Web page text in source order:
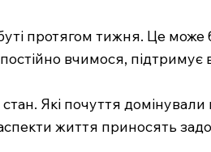
протягом тижня. Це може
вчимося, підтримує
Які почуття
життя приносять